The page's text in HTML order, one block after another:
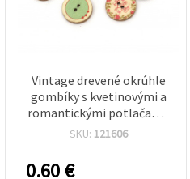
Vintage drevené okrúhle
gombíky s kvetinovými a
romantickými potlačami,
20 x 3 mm, dierky 2 mm,
šitie, dekorácie,
SKU: 121606
0.60€